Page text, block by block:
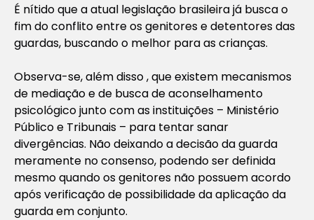
É nítido que a atual legislação brasileira já busca o
fim do conflito entre os genitores e detentores das
guardas, buscando o melhor para as crianças.
Observa-se, além disso , que existem mecanismos
de mediação e de busca de aconselhamento
psicológico junto com as instituições – Ministério
Público e Tribunais – para tentar sanar
divergências. Não deixando a decisão da guarda
meramente no consenso, podendo ser definida
mesmo quando os genitores não possuem acordo
após verificação de possibilidade da aplicação da
guarda em conjunto.